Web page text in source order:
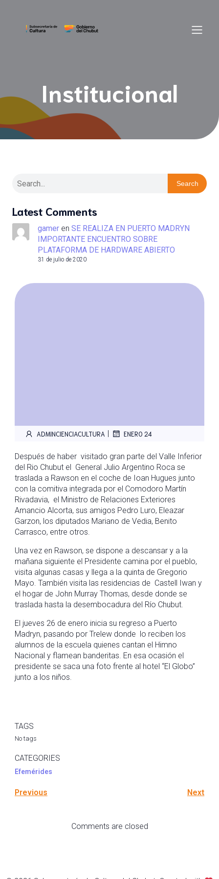
Institucional
Search
Latest Comments
gamer en SE REALIZA EN PUERTO MADRYN
IMPORTANTE ENCUENTRO SOBRE
PLATAFORMA DE HARDWARE ABIERTO
31 de julio de 2020
ADMINCIENCIACULTURA | ENERO 24
Después de haber visitado gran parte del Valle Inferior
del Rio Chubut el General Julio Argentino Roca se
traslada a Rawson en el coche de Ioan Hugues junto
con la comitiva integrada por el Comodoro Martín
Rivadavia, el Ministro de Relaciones Exteriores
Amancio Alcorta, sus amigos Pedro Luro, Eleazar
Garzon, los diputados Mariano de Vedia, Benito
Carrasco, entre otros.
Una vez en Rawson, se dispone a descansar y a la
mañana siguiente el Presidente camina por el pueblo,
visita algunas casas y llega a la quinta de Gregorio
Mayo. También visita las residencias de Castell Iwan y
el hogar de John Murray Thomas, desde donde se
traslada hasta la desembocadura del Río Chubut.
El jueves 26 de enero inicia su regreso a Puerto
Madryn, pasando por Trelew donde lo reciben los
alumnos de la escuela quienes cantan el Himno
Nacional y flamean banderitas. En esa ocasión el
presidente se saca una foto frente al hotel “El Globo”
junto a los niños.
TAGS
No tags
CATEGORIES
Efemérides
Previous Next
Comments are closed